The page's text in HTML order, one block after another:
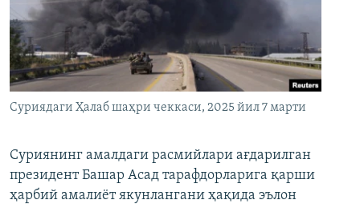
Суриядаги Ҳалаб шаҳри чеккаси, 2025 йил 7 марти
Суриянинг амалдаги расмийлари ағдарилган
президент Башар Асад тарафдорларига қарши
ҳарбий амалиёт якунлангани ҳақида эълон